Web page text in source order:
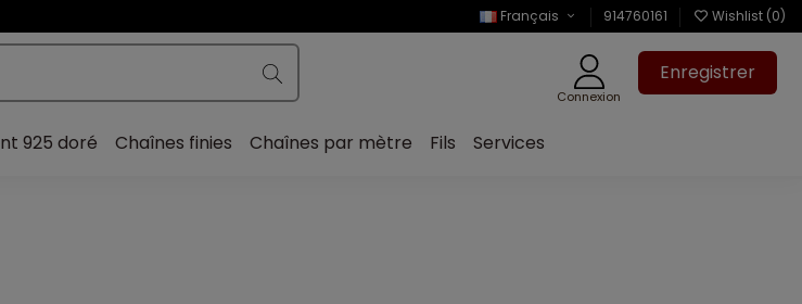
Français 914760161 Wishlist (0)
Connexion
Enregistrer
925 doré Chaînes finies Chaînes par mètre Fils Services